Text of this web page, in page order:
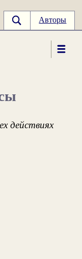
Авторы
действиях